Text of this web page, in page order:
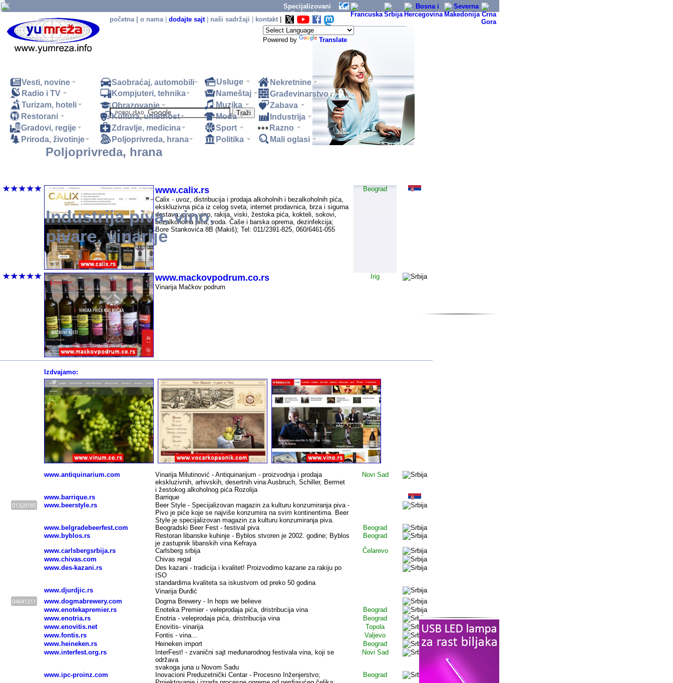
Specijalizovani
direktorijumi:
Gradovi, regije
Industrija
Mali oglasi
Razno
Restorani
Turizam, hoteli
Radio i TV
Vesti, novine
Priroda, životinje
Saobraćaj, automobili
Kompjuteri, tehnika
Kultura, umetnost
Obrazovanje
Zdravlje, medicina
Poljoprivreda, hrana
Usluge
Zabava
Muzika
Moda
Sport
Politika
Nekretnine
Građevinarstvo
Nameštaj
početna| o nama| dodajte sajt naši sadržaji kontakt
Poljoprivreda, hrana
Industrija piva, vino,
pivare, vinarije
Powered by Translate
www.calix.rs
Calix - uvoz, distribucija i prodaja alkoholnih i bezalkoholnih pića,
ekskluzivna pića iz celog sveta, internet prodavnica, brza i sigurna
dostava: pivo, vino, rakija, viski, žestoka pića, kokteli, sokovi,
bezalkoholna pića, voda. Čaše i barska oprema, dezinfekcija;
Bore Stankovića 8B (Makiš); Tel: 011/2391-825, 060/6461-055
Beograd
www.mackovpodrum.co.rs
Vinarija Mačkov podrum
Irig
Izdvajamo:
www.antiquinarium.com
Vinarija Milutinović - Antiquinarijum - proizvodnja i prodaja
ekskluzivnih, arhivskih, desertnih vina Ausbruch, Schiller, Bermet
i žestokog alkoholnog pića Rozolija
Novi Sad
www.barrique.rs
Barrique
01328185
www.beerstyle.rs
Beer Style - Specijalizovan magazin za kulturu konzumiranja piva -
Pivo je piće koje se najviše konzumira na svim kontinentima. Beer
Style je specijalizovan magazin za kulturu konzumiranja piva.
www.belgradebeerfest.com
Beogradski Beer Fest - festival piva
Beograd
www.byblos.rs
Restoran libanske kuhinje - Byblos stvoren je 2002. godine; Byblos
je zastupnik libanskih vina Kefraya
Beograd
www.carlsbergsrbija.rs
Carlsberg srbija
Čelarevo
www.chivas.com
Chivas regal
www.des-kazani.rs
Des kazani - tradicija i kvalitet! Proizvodimo kazane za rakiju po
ISO
standardima kvaliteta sa iskustvom od preko 50 godina
www.djurdjic.rs
Vinarija Đurđić
04641211
www.dogmabrewery.com
Dogma Brewery - In hops we believe
www.enotekapremier.rs
Enoteka Premier - veleprodaja pića, dristribucija vina
Beograd
www.enotria.rs
Enotria - veleprodaja pića, dristribucija vina
Beograd
www.enovitis.net
Enovitis- vinarija
Topola
www.fontis.rs
Fontis - vina...
Valjevo
www.heineken.rs
Heineken import
Beograd
www.interfest.org.rs
InterFest! - zvanični sajt međunarodnog festivala vina, koji se
održava
svakoga juna u Novom Sadu
Novi Sad
www.ipc-proinz.com
Inovacioni Preduzetnički Centar - Procesno Inženjerstvo;
Beograd